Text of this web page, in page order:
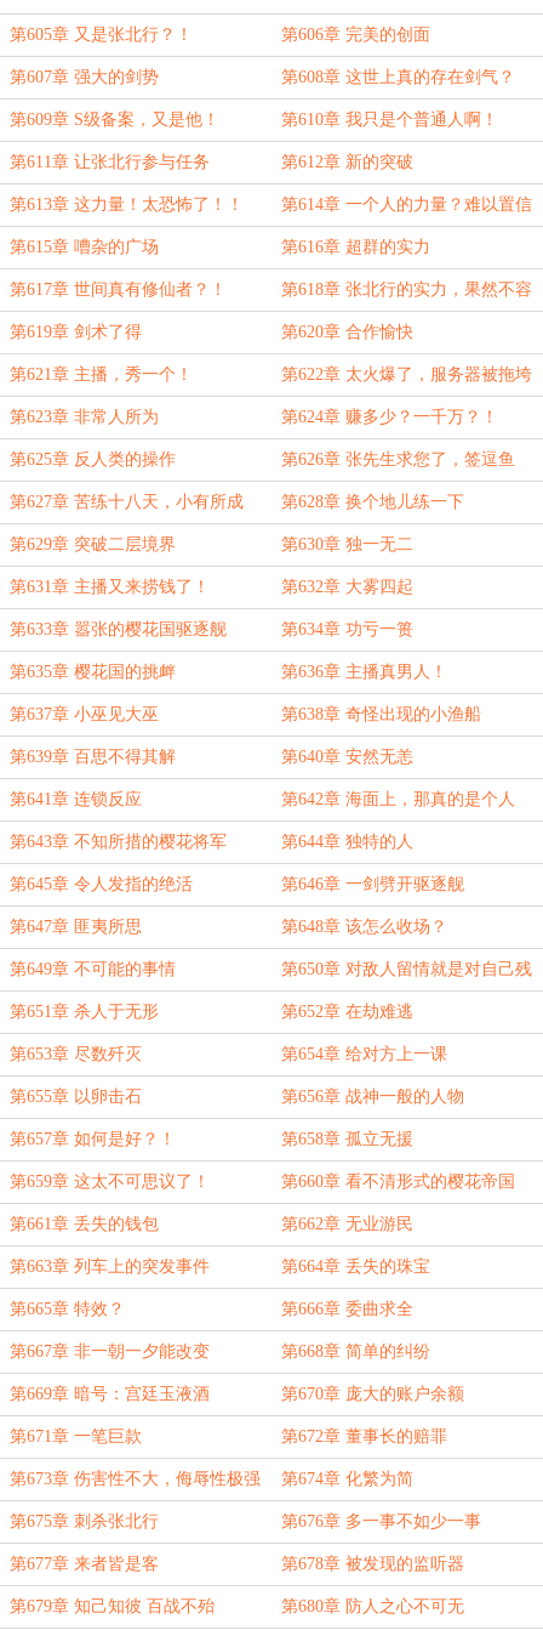
雇佣兵？！
第605章 又是张北行？！ 第606章 完美的创面
第607章 强大的剑势 第608章 这世上真的存在剑气？
第609章 S级备案，又是他！ 第610章 我只是个普通人啊！
第611章 让张北行参与任务 第612章 新的突破
第613章 这力量！太恐怖了！！ 第614章 一个人的力量？难以置信
第615章 嘈杂的广场 第616章 超群的实力
第617章 世间真有修仙者？！ 第618章 张北行的实力，果然不容
小觑
第619章 剑术了得 第620章 合作愉快
第621章 主播，秀一个！ 第622章 太火爆了，服务器被拖垮
第623章 非常人所为 第624章 赚多少？一千万？！
第625章 反人类的操作 第626章 张先生求您了，签逗鱼
吧！
第627章 苦练十八天，小有所成 第628章 换个地儿练一下
第629章 突破二层境界 第630章 独一无二
第631章 主播又来捞钱了！ 第632章 大雾四起
第633章 嚣张的樱花国驱逐舰 第634章 功亏一篑
第635章 樱花国的挑衅 第636章 主播真男人！
第637章 小巫见大巫 第638章 奇怪出现的小渔船
第639章 百思不得其解 第640章 安然无恙
第641章 连锁反应 第642章 海面上，那真的是个人
吗？
第643章 不知所措的樱花将军 第644章 独特的人
第645章 令人发指的绝活 第646章 一剑劈开驱逐舰
第647章 匪夷所思 第648章 该怎么收场？
第649章 不可能的事情 第650章 对敌人留情就是对自己残
忍
第651章 杀人于无形 第652章 在劫难逃
第653章 尽数歼灭 第654章 给对方上一课
第655章 以卵击石 第656章 战神一般的人物
第657章 如何是好？！ 第658章 孤立无援
第659章 这太不可思议了！ 第660章 看不清形式的樱花帝国
第661章 丢失的钱包 第662章 无业游民
第663章 列车上的突发事件 第664章 丢失的珠宝
第665章 特效？ 第666章 委曲求全
第667章 非一朝一夕能改变 第668章 简单的纠纷
第669章 暗号：宫廷玉液酒 第670章 庞大的账户余额
第671章 一笔巨款 第672章 董事长的赔罪
第673章 伤害性不大，侮辱性极强 第674章 化繁为简
第675章 刺杀张北行 第676章 多一事不如少一事
第677章 来者皆是客 第678章 被发现的监听器
第679章 知己知彼 百战不殆 第680章 防人之心不可无